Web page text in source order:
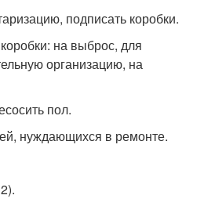
подписать коробки.
на выброс, для
организацию, на
пол.
нуждающихся в ремонте.